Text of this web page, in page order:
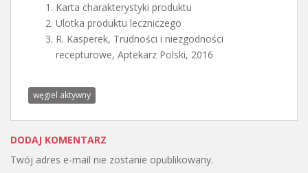
Karta charakterystyki produktu
Ulotka produktu leczniczego
R. Kasperek, Trudności i niezgodności
recepturowe, Aptekarz Polski, 2016
węgiel aktywny
DODAJ KOMENTARZ
Twój adres e-mail nie zostanie opublikowany.